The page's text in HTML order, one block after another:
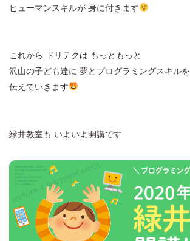
ヒューマンスキルが 身に付きます
これから ドリテクは もっともっと
沢山の子ども達に 夢とプログラミングスキルを
伝えていきます
緑井教室も いよいよ開講です